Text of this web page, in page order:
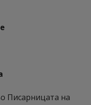
Писарницата на